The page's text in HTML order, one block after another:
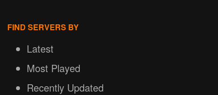
FIND SERVERS BY
Latest
Most Played
Recently Updated